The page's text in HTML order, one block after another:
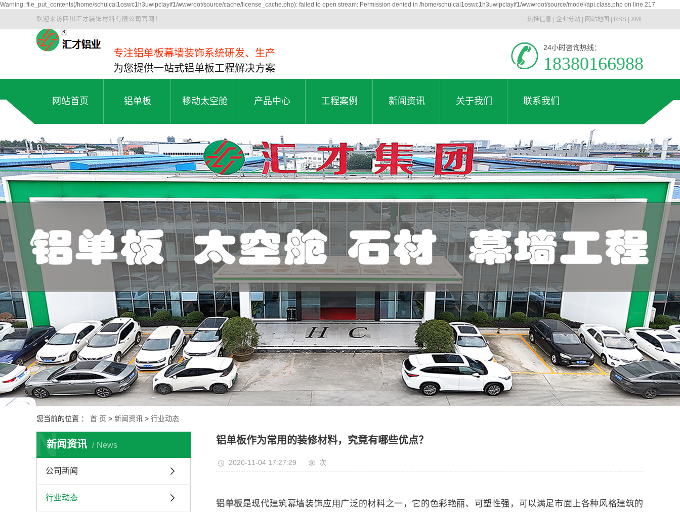
Warning: file_put_contents(/home/schuicai1oswc1h3uwipclayif1/wwwroot/source/cache/license_cache.php): failed to open stream: Permission denied in /home/schuicai1oswc1h3uwipclayif1/wwwroot/source/model/api.class.php on line 217
欢迎来访四川汇才装饰材料有限公司官网！ 热推信息 企业分站 网站地图 RSS XML
专注铝单板幕墙装饰系统研发、生产
为您提供一站式铝单板工程解决方案
24小时咨询热线：
18380166988
网站首页
网站首页
铝单板
铝单板
冲孔铝单板
包柱铝单板
移动太空舱
移动太空舱
苹果舱
智慧驿站
产品中心
产品中心
铝蜂窝板系列
A2防火板
三维锥芯板
移动太空舱
铝方通系列
工程天花系列
工程案例
工程案例
铝单板医院案例
铝单板学校案例
铝单板商场案例
铝单板4S店案例
铝单板改造案例
铝单板酒店案例
铝单板银行案例
石材案例
新闻资讯
新闻资讯
行业动态
常见问题
关于我们
关于我们
企业文化
工厂实拍
联系我们
联系我们
您当前的位置 ： 首 页 > 新闻资讯 > 行业动态
新闻资讯 News
N
公司新闻
行业动态
铝单板作为常用的装修材料，究竟有哪些优点？
2020-11-04 17:27:29 次
铝单板是现代建筑幕墙装饰应用广泛的材料之一，它的色彩艳丽、可塑性强，可以满足市面上各种风格建筑的